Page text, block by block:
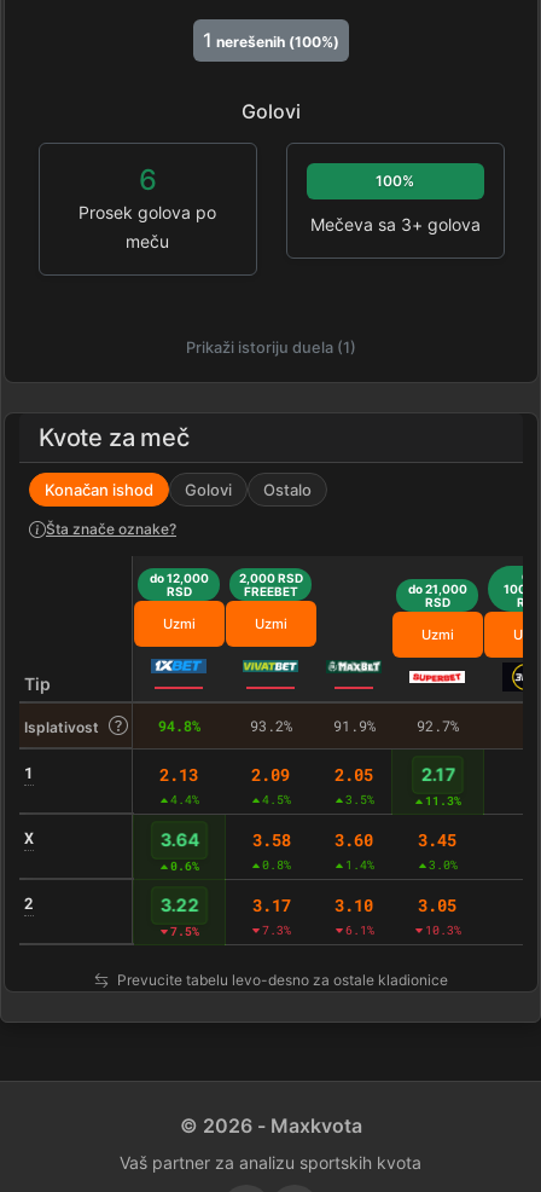
1 nerešenih (100%)
Golovi
6
Prosek golova po
meču
100%
Mečeva sa 3+ golova
Prikaži istoriju duela (1)
Kvote za meč
Konačan ishod Golovi Ostalo
Šta znače oznake?
Tip
do 12,000
RSD
Uzmi
2,000 RSD
FREEBET
Uzmi
do 21,000
RSD
Uzmi
do
RSD
Isplativost 94.8% 93.2% 91.9% 92.7%
1 2.13
4.4%
2.09
4.5%
2.05
3.5%
2.17
11.3%
X 3.64
0.6%
3.58
0.8%
3.60
1.4%
3.45
3.0%
2 3.22
7.5%
3.17
7.3%
3.10
6.1%
3.05
10.3%
Prevucite tabelu levo-desno za ostale kladionice
© 2026 - Maxkvota
Vaš partner za analizu sportskih kvota